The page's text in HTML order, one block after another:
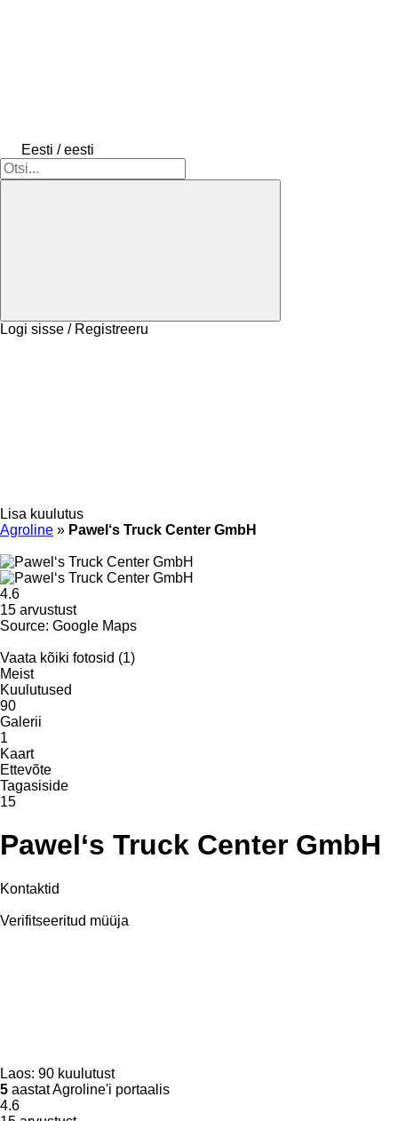
Eesti / eesti
Logi sisse / Registreeru
Lisa kuulutus
Agroline » Pawel‘s Truck Center GmbH
4.6
15 arvustust
Source: Google Maps
Vaata kõiki fotosid (1)
Meist
Kuulutused
90
Galerii
1
Kaart
Ettevõte
Tagasiside
15
Pawel‘s Truck Center GmbH
Kontaktid
Verifitseeritud müüja
Laos: 90 kuulutust
5 aastat Agroline'i portaalis
4.6